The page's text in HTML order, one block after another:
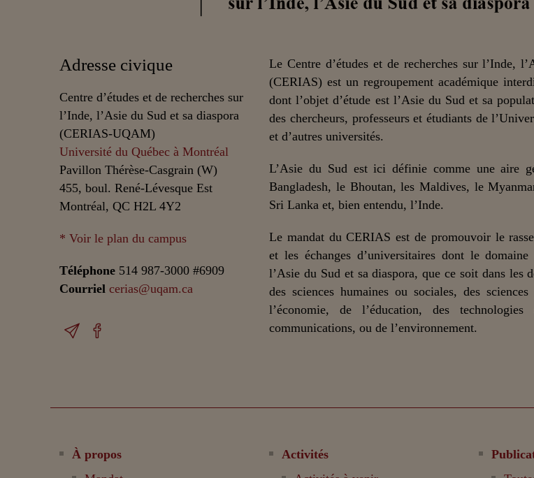
Adresse civique
Centre d’études et de recherches sur
l’Inde, l’Asie du Sud et sa diaspora
(CERIAS-UQAM)
Université du Québec à Montréal
Pavillon Thérèse-Casgrain (W)
455, boul. René-Lévesque Est
Montréal, QC H2L 4Y2
* Voir le plan du campus
Téléphone 514 987-3000 #6909
Courriel cerias@uqam.ca
Le Centre d’études et de recherches sur l’Inde,
(CERIAS) est un regroupement académique
dont l’objet d’étude est l’Asie du Sud et sa
des chercheurs, professeurs et étudiants de
et d’autres universités.
L’Asie du Sud est ici définie comme une aire
Bangladesh, le Bhoutan, les Maldives, le
Sri Lanka et, bien entendu, l’Inde.
Le mandat du CERIAS est de promouvoir le
et les échanges d’universitaires dont le
l’Asie du Sud et sa diaspora, que ce soit dans les
des sciences humaines ou sociales, des
l’économie, de l’éducation, des
communications, ou de l’environnement.
À propos
Activités